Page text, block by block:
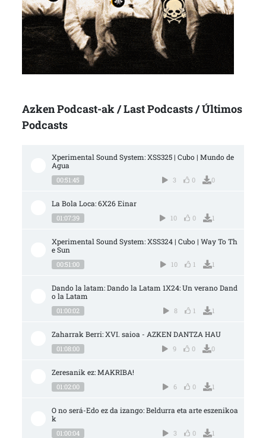
Azken Podcast-ak / Last Podcasts / Últimos
Podcasts
Xperimental Sound System: XSS325 | Cubo | Mundo de
Agua
00:51:45 3 0 0
La Bola Loca: 6X26 Einar
01:07:39 10 0 1
Xperimental Sound System: XSS324 | Cubo | Way To Th
e Sun
00:51:00 10 1 1
Dando la latam: Dando la Latam 1X24: Un verano Dand
o la Latam
01:00:02 8 1 1
Zaharrak Berri: XVI. saioa - AZKEN DANTZA HAU
01:08:00 9 0 0
Zeresanik ez: MAKRIBA!
01:02:00 6 0 1
O no será-Edo ez da izango: Beldurra eta arte eszenikoa
k
01:00:04 3 0 1